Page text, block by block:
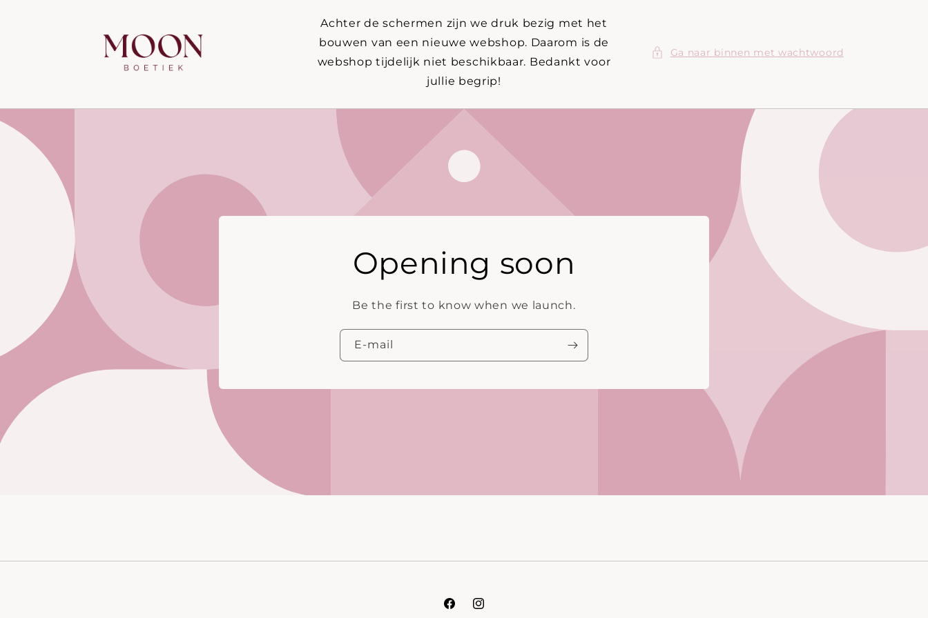
Achter de schermen zijn we druk bezig met het
bouwen van een nieuwe webshop. Daarom is de
webshop tijdelijk niet beschikbaar. Bedankt voor
jullie begrip!
Ga naar binnen met wachtwoord
Opening soon
Be the first to know when we launch.
E‑mail
FacebookInstagram